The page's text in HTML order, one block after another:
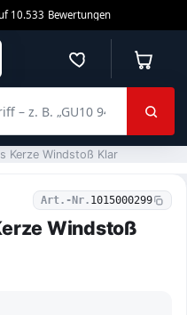
10.533 Bewertungen
Merkzettel
Kerze Windstoß Klar
Art.-Nr. 1015000299
Windstoß